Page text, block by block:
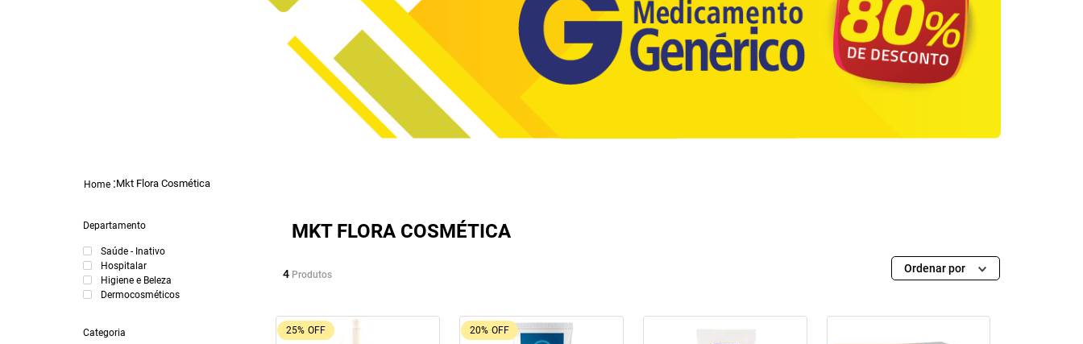
Mkt Flora Cosmética
Departamento
Saúde - Inativo
Hospitalar
Higiene e Beleza
Dermocosméticos
Categoria
MKT FLORA COSMÉTICA
4 Produtos Ordenar por
25% OFF 20% OFF
6º
dipirona
lola
fraldas geriátricas